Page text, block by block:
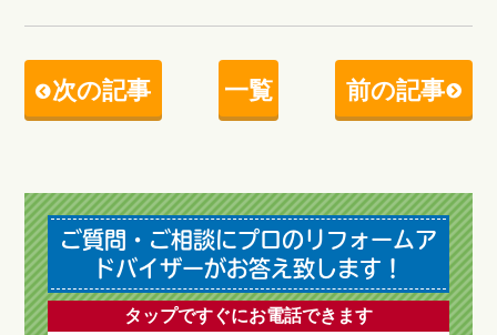
次の記事 一覧 前の記事
ご質問・ご相談にプロのリフォームア
ドバイザーがお答え致します！
タップですぐにお電話できます